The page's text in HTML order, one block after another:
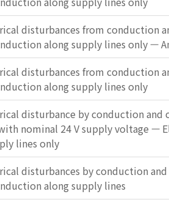
disturbances from conduction
along supply lines only —
disturbances from conduction
along supply lines only
disturbance by conduction and
nominal 24 V supply voltage —
lines only
disturbances by conduction
along supply lines